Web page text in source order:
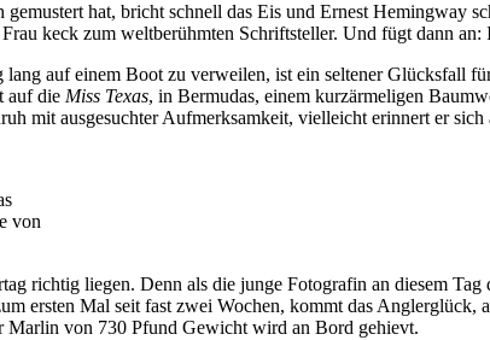
hat, bricht schnell das Eis und Ernest Hemingway
keck zum weltberühmten Schriftsteller. Und fügt dann
auf einem Boot zu verweilen, ist ein seltener Glücksfall
auf die Miss Texas, in Bermudas, einem kurzärmeligen
mit ausgesuchter Aufmerksamkeit, vielleicht erinnert er
von
richtig liegen. Denn als die junge Fotografin an diesem
ersten Mal seit fast zwei Wochen, kommt das
Marlin von 730 Pfund Gewicht wird an Bord gehievt.